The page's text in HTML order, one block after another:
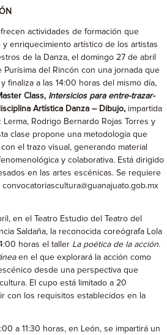
actividades de formación que
enriquecimiento artístico de los artistas
de la Danza, el domingo 27 de abril
Purísima del Rincón con una jornada que
finaliza a las 14:00 horas del mismo día,
Class, Intersicios para entre-trazar-
Artística Danza – Dibujo, impartida
Rodrigo Bernardo Rojas Torres y
clase propone una metodología que
el trazo visual, generando material
y colaborativa. Está dirigido
​​en las artes escénicas. Se requiere
en el Teatro Estudio del Teatro del
Saldaña, la reconocida coreógrafa Lola
horas el taller La poética de la acción.
en el que explorará la acción como
desde una perspectiva que
El cupo está limitado a 20
con los requisitos establecidos en la
a 11:30 horas, en León, se impartirá un